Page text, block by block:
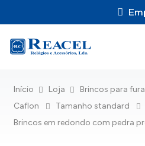
Início Loja Brincos para
Caflon
Tamanho standard
Brincos em redondo com pedra